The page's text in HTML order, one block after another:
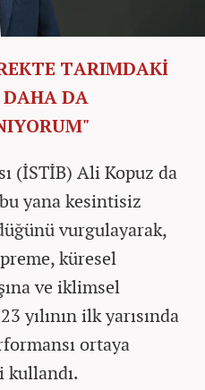
TARIMDAKİ
DA
(İSTİB) Ali Kopuz da
yana kesintisiz
vurgulayarak,
küresel
ve iklimsel
yılının ilk yarısında
ortaya